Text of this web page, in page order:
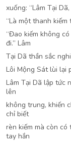
xuống: “Lâm Tại Dã,
“Là một thanh
“Đao kiếm không
đi.” Lâm
Tại Dã thần sắc
Lôi Mộng Sát lùi lại
Lâm Tại Dã lập tức
lên
không trung, khiến
chỉ biết
rèn kiếm mà còn
tay hắn